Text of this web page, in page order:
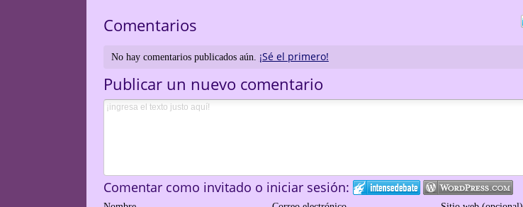
Comentarios
No hay comentarios publicados aún. ¡Sé el primero!
Publicar un nuevo comentario
Comentar como invitado o iniciar sesión: